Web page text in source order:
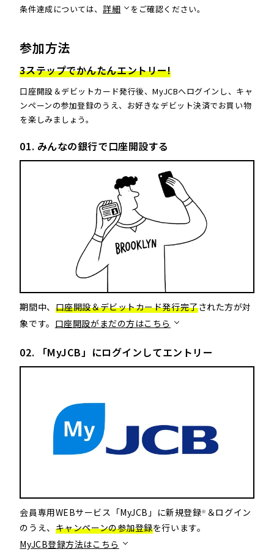
条件達成については、詳細 をご確認ください。
参加方法
3ステップでかんたんエントリー!
口座開設＆デビットカード発行後、MyJCBへログインし、キャ
ンペーンの参加登録のうえ、お好きなデビット決済でお買い物
を楽しみましょう。
01. みんなの銀行で口座開設する
期間中、 口座開設＆デビットカード発行完了された方が対
象です。 口座開設がまだの方はこちら
02. 「MyJCB」にログインしてエントリー
会員専用WEBサービス「MyJCB」に新規登録※ ＆ログイン
のうえ、 キャンペーンの参加登録を行います。
MyJCB登録方法はこちら